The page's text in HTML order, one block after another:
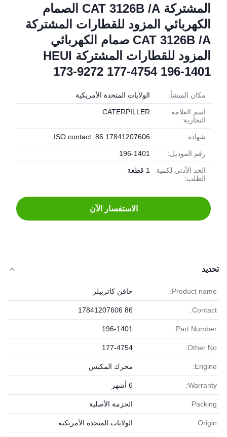
المشتركة CAT 3126B /A الصمام
الكهربائي المزود للقطارات المشتركة
CAT 3126B /A صمام الكهربائي
المزود للقطارات المشتركة HEUI
173-9272 177-4754 196-1401
مكان المنشأ: الولايات المتحدة الأمريكية
اسم العلامة
التجارية:
CATERPILLER
شهادة: ISO contact :86 17841207606
رقم الموديل: 196-1401
الحد الأدنى لكمية
الطلب:
1 قطعة
الاستفسار الآن
تحديد
Product name: حاقن كاتربيلر
Contact:
86 17841207606
Part Number:
196-1401
Other No:
177-4754
Engine: محرك المكبس
Warranty: 6 أشهر
Packing: الحزمة الأصلية
Origin: الولايات المتحدة الأمريكية